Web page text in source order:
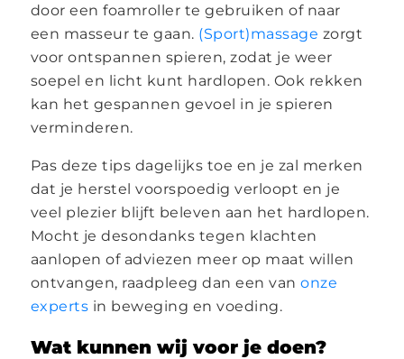
door een foamroller te gebruiken of naar
een masseur te gaan. (Sport)massage zorgt
voor ontspannen spieren, zodat je weer
soepel en licht kunt hardlopen. Ook rekken
kan het gespannen gevoel in je spieren
verminderen.
Pas deze tips dagelijks toe en je zal merken
dat je herstel voorspoedig verloopt en je
veel plezier blijft beleven aan het hardlopen.
Mocht je desondanks tegen klachten
aanlopen of adviezen meer op maat willen
ontvangen, raadpleeg dan een vanonze
experts in beweging en voeding.
Wat kunnen wij voor je doen?